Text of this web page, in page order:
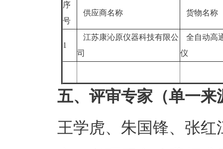
序
号
供应商名称 货物名称
1
江苏康沁原仪器科技有限公
司
全自动高
仪
五、评审专家（单一
王学虎、朱国锋、张